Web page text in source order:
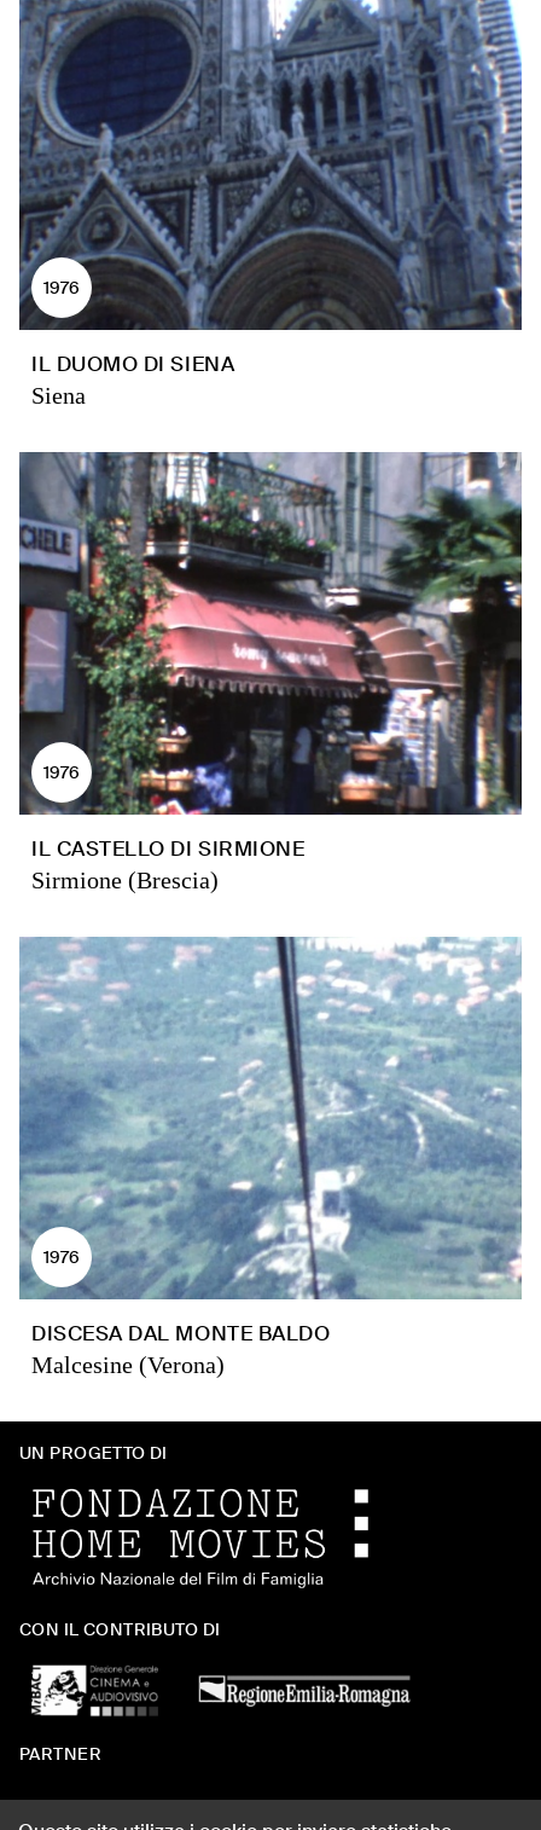
1976
IL DUOMO DI SIENA
Siena
1976
IL CASTELLO DI SIRMIONE
Sirmione (Brescia)
1976
DISCESA DAL MONTE BALDO
Malcesine (Verona)
UN PROGETTO DI
CON IL CONTRIBUTO DI
PARTNER